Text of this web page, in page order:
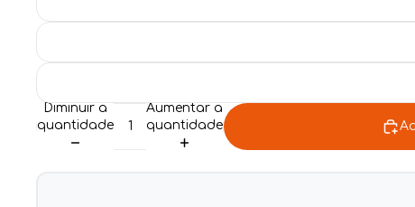
Diminuir a
quantidade
Aumentar a
quantidade